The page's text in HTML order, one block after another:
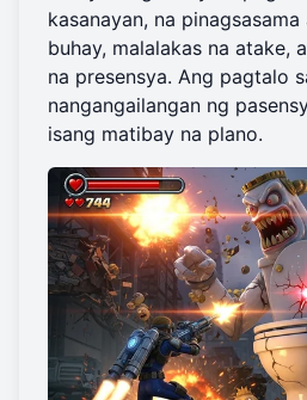
kasanayan, na
buhay, malalakas na atake,
na presensya. Ang pagtalo
nangangailangan ng
isang matibay na plano.